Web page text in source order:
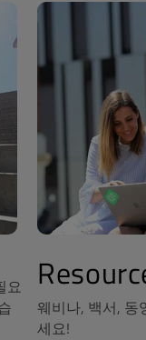
요
웨비나, 백서, 동
세요!